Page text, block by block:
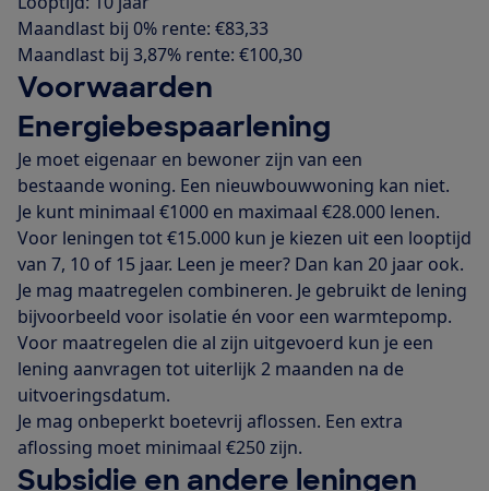
Maandlast bij 0% rente: €83,33
Maandlast bij 3,87% rente: €100,30
Voorwaarden
Energiebespaarlening
Je moet eigenaar en bewoner zijn van een
bestaande woning. Een nieuwbouwwoning kan niet.
Je kunt minimaal €1000 en maximaal €28.000 lenen.
Voor leningen tot €15.000 kun je kiezen uit een looptijd
van 7, 10 of 15 jaar. Leen je meer? Dan kan 20 jaar ook.
Je mag maatregelen combineren. Je gebruikt de lening
bijvoorbeeld voor isolatie én voor een warmtepomp.
Voor maatregelen die al zijn uitgevoerd kun je een
lening aanvragen tot uiterlijk 2 maanden na de
uitvoeringsdatum.
Je mag onbeperkt boetevrij aflossen. Een extra
aflossing moet minimaal €250 zijn.
Subsidie en andere leningen